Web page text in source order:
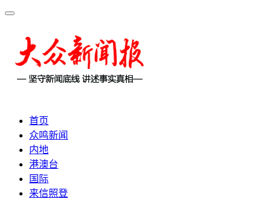
首页
众鸣新闻
内地
港澳台
国际
来信照登